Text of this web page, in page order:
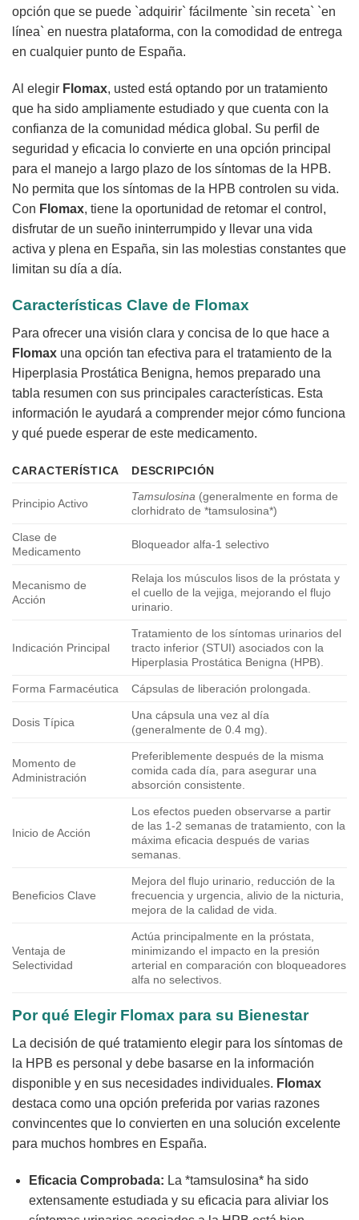
opción que se puede `adquirir` fácilmente `sin receta` `en
línea` en nuestra plataforma, con la comodidad de entrega
en cualquier punto de España.
Al elegir Flomax, usted está optando por un tratamiento
que ha sido ampliamente estudiado y que cuenta con la
confianza de la comunidad médica global. Su perfil de
seguridad y eficacia lo convierte en una opción principal
para el manejo a largo plazo de los síntomas de la HPB.
No permita que los síntomas de la HPB controlen su vida.
Con Flomax, tiene la oportunidad de retomar el control,
disfrutar de un sueño ininterrumpido y llevar una vida
activa y plena en España, sin las molestias constantes que
limitan su día a día.
Características Clave de Flomax
Para ofrecer una visión clara y concisa de lo que hace a
Flomax una opción tan efectiva para el tratamiento de la
Hiperplasia Prostática Benigna, hemos preparado una
tabla resumen con sus principales características. Esta
información le ayudará a comprender mejor cómo funciona
y qué puede esperar de este medicamento.
CARACTERÍSTICA DESCRIPCIÓN
Principio Activo
Tamsulosina (generalmente en forma de
clorhidrato de *tamsulosina*)
Clase de
Medicamento
Bloqueador alfa-1 selectivo
Mecanismo de
Acción
Relaja los músculos lisos de la próstata y
el cuello de la vejiga, mejorando el flujo
urinario.
Indicación Principal
Tratamiento de los síntomas urinarios del
tracto inferior (STUI) asociados con la
Hiperplasia Prostática Benigna (HPB).
Forma Farmacéutica Cápsulas de liberación prolongada.
Dosis Típica
Una cápsula una vez al día
(generalmente de 0.4 mg).
Momento de
Administración
Preferiblemente después de la misma
comida cada día, para asegurar una
absorción consistente.
Inicio de Acción
Los efectos pueden observarse a partir
de las 1-2 semanas de tratamiento, con la
máxima eficacia después de varias
semanas.
Beneficios Clave
Mejora del flujo urinario, reducción de la
frecuencia y urgencia, alivio de la nicturia,
mejora de la calidad de vida.
Ventaja de
Selectividad
Actúa principalmente en la próstata,
minimizando el impacto en la presión
arterial en comparación con bloqueadores
alfa no selectivos.
Por qué Elegir Flomax para su Bienestar
La decisión de qué tratamiento elegir para los síntomas de
la HPB es personal y debe basarse en la información
disponible y en sus necesidades individuales. Flomax
destaca como una opción preferida por varias razones
convincentes que lo convierten en una solución excelente
para muchos hombres en España.
Eficacia Comprobada: La *tamsulosina* ha sido
extensamente estudiada y su eficacia para aliviar los